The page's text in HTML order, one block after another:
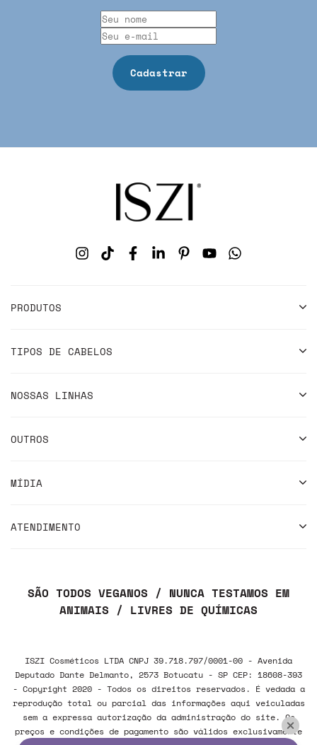
PRODUTOS
TIPOS DE CABELOS
NOSSAS LINHAS
OUTROS
MÍDIA
ATENDIMENTO
SÃO TODOS VEGANOS / NUNCA TESTAMOS EM
ANIMAIS / LIVRES DE QUÍMICAS
ISZI Cosméticos LTDA CNPJ 39.718.797/0001-00 - Avenida
Deputado Dante Delmanto, 2573 Botucatu - SP CEP: 18608-393
- Copyright 2020 - Todos os direitos reservados. É vedada a
reprodução total ou parcial das informações aqui veiculadas
sem a expressa autorização da administração do site. Os
preços e condições de pagamento são válidos exclusivamente